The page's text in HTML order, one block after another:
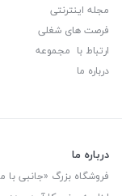
مجله اینترنتی
فرصت های شغلی
ارتباط با مجموعه
درباره ما
درباره ما
فروشگاه بزرگ «جانبی با